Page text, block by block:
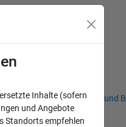
Studierende und
Inhalte (sofern
und Angebote
Standorts empfehlen